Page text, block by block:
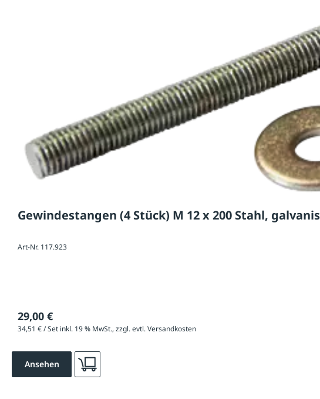
Gewindestangen (4 Stück) M 12 x 200 Stahl,
Art-Nr. 117.923
29,00 €
34,51 € / Set inkl. 19 % MwSt., zzgl. evtl. Versandkosten
Ansehen